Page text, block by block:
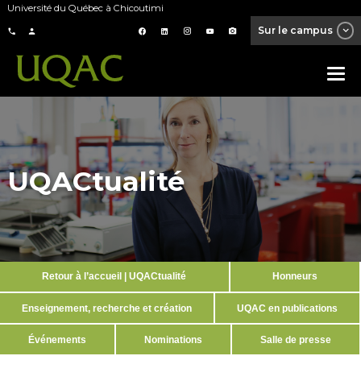
Université du Québec à Chicoutimi
Sur le campus
UQACtualité
Retour à l’accueil | UQACtualité Honneurs
Enseignement, recherche et création UQAC en publications
Événements Nominations Salle de presse